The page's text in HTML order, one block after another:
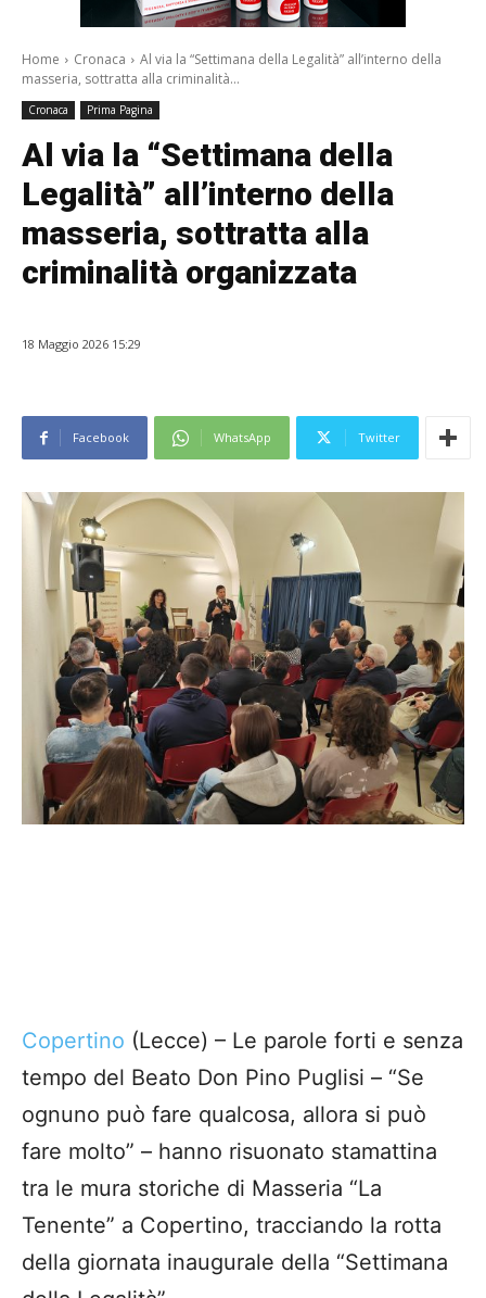
Home Cronaca
Al via la “Settimana della Legalità” all’interno della
masseria, sottratta alla criminalità...
Cronaca Prima Pagina
Al via la “Settimana della
Legalità” all’interno della
masseria, sottratta alla
criminalità organizzata
18 Maggio 2026 15:29
Facebook WhatsApp Twitter
Copertino (Lecce) – Le parole forti e senza
tempo del Beato Don Pino Puglisi – “Se
ognuno può fare qualcosa, allora si può
fare molto” – hanno risuonato stamattina
tra le mura storiche di Masseria “La
Tenente” a Copertino, tracciando la rotta
della giornata inaugurale della “Settimana